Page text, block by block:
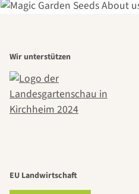
Wege
Wir unterstützen
EU Landwirtschaft